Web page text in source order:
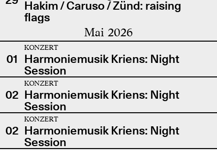
Hakim / Caruso / Zünd: raising
flags
Mai 2026
01
KONZERT
Harmoniemusik Kriens: Night
Session
02
KONZERT
Harmoniemusik Kriens: Night
Session
02
KONZERT
Harmoniemusik Kriens: Night
Session